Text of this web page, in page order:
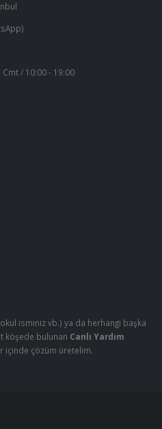
Cmt / 10:00 - 19:00
okul isminiz vb.) ya da herhangi başka
köşede bulunan Canlı Yardım
içinde çözüm üretelim.